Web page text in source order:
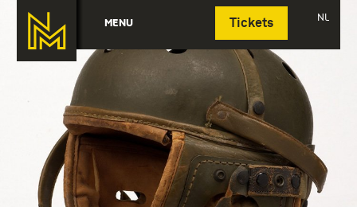
MENU Tickets NL
Deutsch